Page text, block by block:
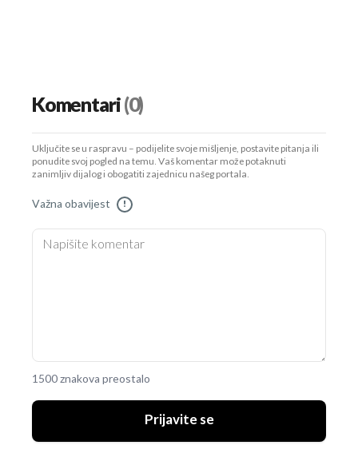
Komentari(0)
Uključite se u raspravu – podijelite svoje mišljenje, postavite pitanja ili
ponudite svoj pogled na temu. Vaš komentar može potaknuti
zanimljiv dijalog i obogatiti zajednicu našeg portala.
Važna obavijest !
1500 znakova preostalo
Prijavite se